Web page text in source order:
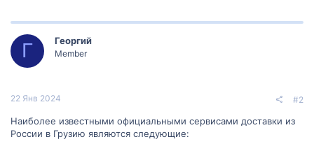
Г Георгий
Member
22 Янв 2024 #2
Наиболее известными официальными сервисами доставки из
России в Грузию являются следующие: